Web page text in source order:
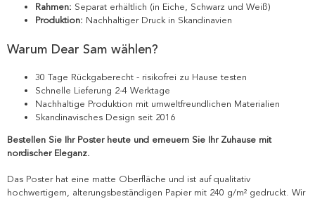
Rahmen: Separat erhältlich (in Eiche, Schwarz und Weiß)
Produktion: Nachhaltiger Druck in Skandinavien
Warum Dear Sam wählen?
30 Tage Rückgaberecht - risikofrei zu Hause testen
Schnelle Lieferung 2-4 Werktage
Nachhaltige Produktion mit umweltfreundlichen Materialien
Skandinavisches Design seit 2016
Bestellen Sie Ihr Poster heute und erneuern Sie Ihr Zuhause mit
nordischer Eleganz.
Das Poster hat eine matte Oberfläche und ist auf qualitativ
hochwertigem, alterungsbeständigen Papier mit 240 g/m² gedruckt. Wir